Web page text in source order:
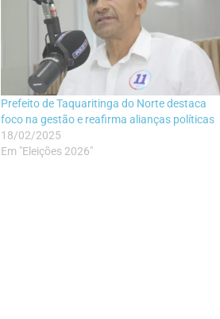
Prefeito de Taquaritinga do Norte destaca
foco na gestão e reafirma alianças políticas
18/02/2025
Em "Eleições 2026"